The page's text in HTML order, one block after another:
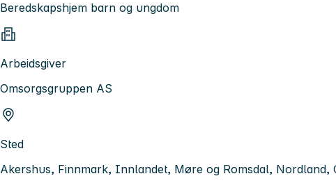
Beredskapshjem barn og ungdom
Arbeidsgiver
Omsorgsgruppen AS
Sted
Akershus, Finnmark, Innlandet, Møre og Romsdal,